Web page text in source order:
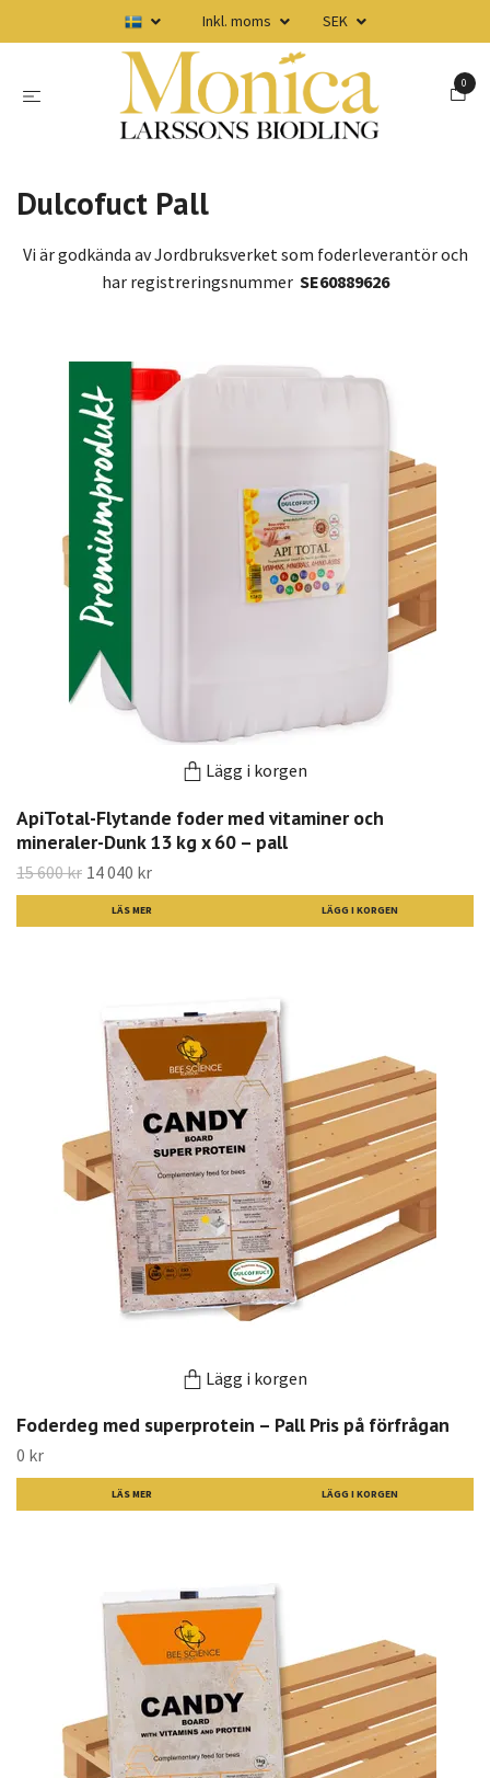
Inkl. moms SEK
0
Dulcofuct Pall
Vi är godkända av Jordbruksverket som foderleverantör och
har registreringsnummer SE60889626
Lägg i korgen
ApiTotal-Flytande foder med vitaminer och
mineraler-Dunk 13 kg x 60 – pall
15 600 kr 14 040 kr
LÄS MER
Lägg i korgen
Foderdeg med superprotein – Pall Pris på förfrågan
0 kr
LÄS MER